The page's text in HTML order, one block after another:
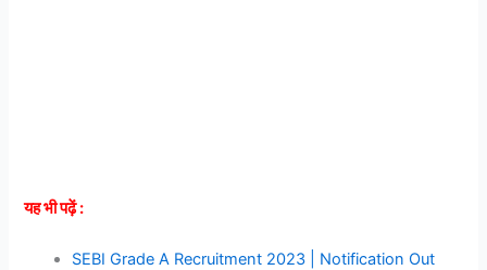
यह भी पढ़ें :
SEBI Grade A Recruitment 2023 | Notification Out